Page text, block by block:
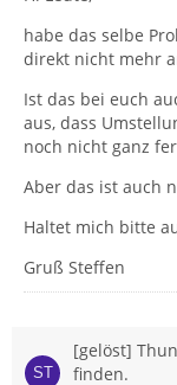
habe das selbe
direkt nicht mehr
Ist das bei euch
aus, dass
noch nicht ganz
Aber das ist auch
Haltet mich bitte
Gruß Steffen
[gelöst]
finden.